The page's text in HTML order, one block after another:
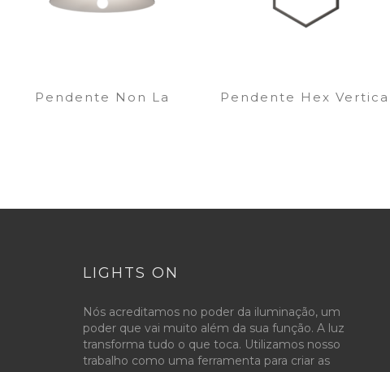
Pendente Non La Pendente Hex
LIGHTS ON
Nós acreditamos no poder da iluminação, um
poder que vai muito além da sua função. A luz
transforma tudo o que toca. Utilizamos nosso
trabalho como uma ferramenta para criar as